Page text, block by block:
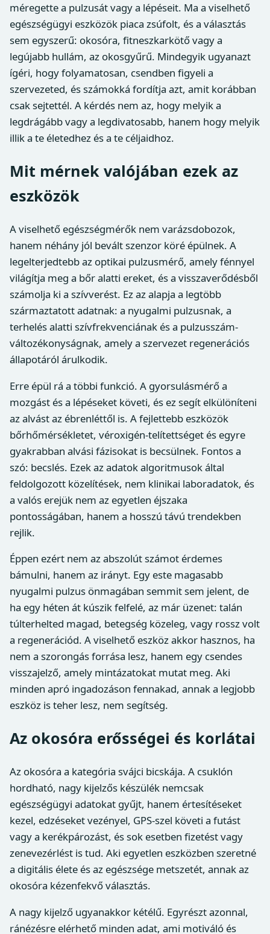
méregette a pulzusát vagy a lépéseit. Ma a viselhető
egészségügyi eszközök piaca zsúfolt, és a választás
sem egyszerű: okosóra, fitneszkarkötő vagy a
legújabb hullám, az okosgyűrű. Mindegyik ugyanazt
ígéri, hogy folyamatosan, csendben figyeli a
szervezeted, és számokká fordítja azt, amit korábban
csak sejtettél. A kérdés nem az, hogy melyik a
legdrágább vagy a legdivatosabb, hanem hogy melyik
illik a te életedhez és a te céljaidhoz.
Mit mérnek valójában ezek az
eszközök
A viselhető egészségmérők nem varázsdobozok,
hanem néhány jól bevált szenzor köré épülnek. A
legelterjedtebb az optikai pulzusmérő, amely fénnyel
világítja meg a bőr alatti ereket, és a visszaverődésből
számolja ki a szívverést. Ez az alapja a legtöbb
származtatott adatnak: a nyugalmi pulzusnak, a
terhelés alatti szívfrekvenciának és a pulzusszám-
változékonyságnak, amely a szervezet regenerációs
állapotáról árulkodik.
Erre épül rá a többi funkció. A gyorsulásmérő a
mozgást és a lépéseket követi, és ez segít elkülöníteni
az alvást az ébrenléttől is. A fejlettebb eszközök
bőrhőmérsékletet, véroxigén-telítettséget és egyre
gyakrabban alvási fázisokat is becsülnek. Fontos a
szó: becslés. Ezek az adatok algoritmusok által
feldolgozott közelítések, nem klinikai laboradatok, és
a valós erejük nem az egyetlen éjszaka
pontosságában, hanem a hosszú távú trendekben
rejlik.
Éppen ezért nem az abszolút számot érdemes
bámulni, hanem az irányt. Egy este magasabb
nyugalmi pulzus önmagában semmit sem jelent, de
ha egy héten át kúszik felfelé, az már üzenet: talán
túlterhelted magad, betegség közeleg, vagy rossz volt
a regenerációd. A viselhető eszköz akkor hasznos, ha
nem a szorongás forrása lesz, hanem egy csendes
visszajelző, amely mintázatokat mutat meg. Aki
minden apró ingadozáson fennakad, annak a legjobb
eszköz is teher lesz, nem segítség.
Az okosóra erősségei és korlátai
Az okosóra a kategória svájci bicskája. A csuklón
hordható, nagy kijelzős készülék nemcsak
egészségügyi adatokat gyűjt, hanem értesítéseket
kezel, edzéseket vezényel, GPS-szel követi a futást
vagy a kerékpározást, és sok esetben fizetést vagy
zenevezérlést is tud. Aki egyetlen eszközben szeretné
a digitális élete és az egészsége metszetét, annak az
okosóra kézenfekvő választás.
A nagy kijelző ugyanakkor kétélű. Egyrészt azonnal,
ránézésre elérhető minden adat, ami motiváló és